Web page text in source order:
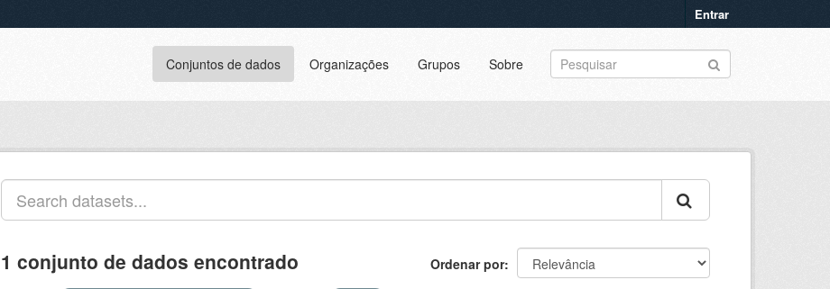
Entrar
Conjuntos de dados Organizações Grupos Sobre
Ordenar por
1 conjunto de dados encontrado